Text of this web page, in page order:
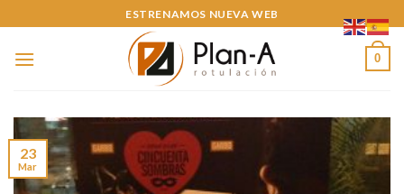
to
content
ESTRENAMOS NUEVA WEB
0
23
Mar